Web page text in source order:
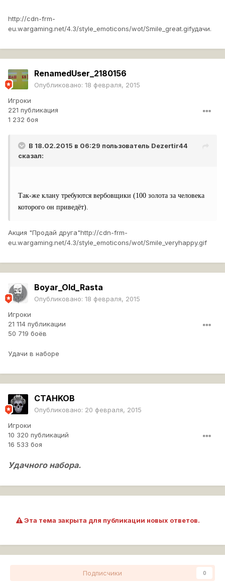
http://cdn-frm-
eu.wargaming.net/4.3/style_emoticons/wot/Smile_great.gifудачи.
RenamedUser_2180156
Опубликовано: 18 февраля, 2015
Игроки
221 публикация
1 232 боя
В 18.02.2015 в 06:29 пользователь Dezertir44
сказал:
Так-же клану требуются вербовщики (100 золота за человека
которого он приведёт).
Акция "Продай друга"http://cdn-frm-
eu.wargaming.net/4.3/style_emoticons/wot/Smile_veryhappy.gif
Boyar_Old_Rasta
Опубликовано: 18 февраля, 2015
Игроки
21 114 публикации
50 719 боёв
Удачи в наборе
CTAHKOB
Опубликовано: 20 февраля, 2015
Игроки
10 320 публикаций
16 533 боя
Удачного набора.
Эта тема закрыта для публикации новых ответов.
Подписчики 0